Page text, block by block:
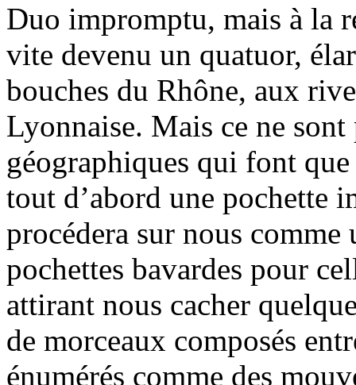
Duo impromptu, mais à la
vite devenu un quatuor,
bouches du Rhône, aux
Lyonnaise. Mais ce ne
géographiques qui font
tout d’abord une pochette
procédera sur nous
pochettes bavardes pour
attirant nous cacher
de morceaux composés
énumérés comme des